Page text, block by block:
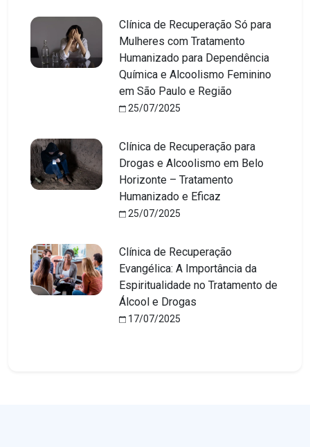
Clínica de Recuperação Só para
Mulheres com Tratamento
Humanizado para Dependência
Química e Alcoolismo Feminino
em São Paulo e Região
25/07/2025
Clínica de Recuperação para
Drogas e Alcoolismo em Belo
Horizonte – Tratamento
Humanizado e Eficaz
25/07/2025
Clínica de Recuperação
Evangélica: A Importância da
Espiritualidade no Tratamento de
Álcool e Drogas
17/07/2025